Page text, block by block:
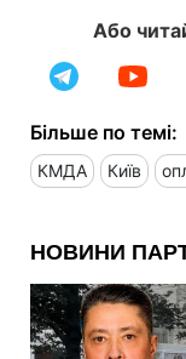
Або
Більше по темі:
КМДА Київ